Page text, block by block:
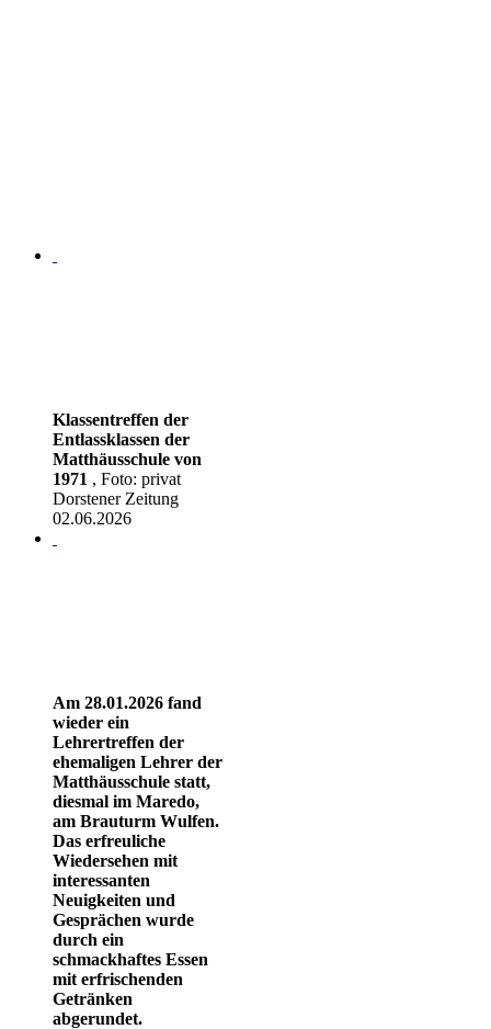
Klassentreffen der
Entlassklassen der
Matthäusschule von
1971 , Foto: privat
Dorstener Zeitung
02.06.2026
Am 28.01.2026 fand
wieder ein
Lehrertreffen der
ehemaligen Lehrer der
Matthäusschule statt,
diesmal im Maredo,
am Brauturm Wulfen.
Das erfreuliche
Wiedersehen mit
interessanten
Neuigkeiten und
Gesprächen wurde
durch ein
schmackhaftes Essen
mit erfrischenden
Getränken
abgerundet.